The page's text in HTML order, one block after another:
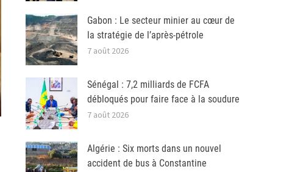
Gabon : Le secteur minier au cœur de
la stratégie de l’après-pétrole
7 août 2026
Sénégal : 7,2 milliards de FCFA
débloqués pour faire face à la soudure
7 août 2026
Algérie : Six morts dans un nouvel
accident de bus à Constantine